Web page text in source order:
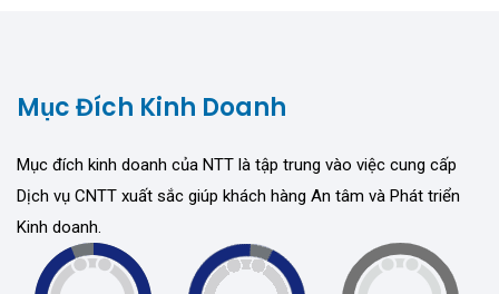
Mục Đích Kinh Doanh
Mục đích kinh doanh của NTT là tập trung vào việc cung cấp
Dịch vụ CNTT xuất sắc giúp khách hàng An tâm và Phát triển
Kinh doanh.